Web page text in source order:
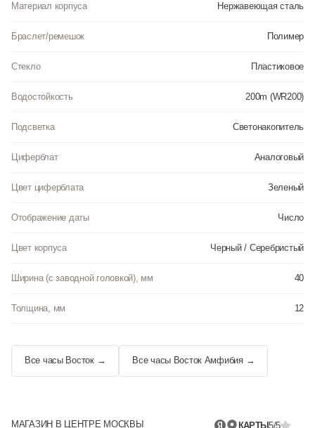
Материал корпуса Нержавеющая сталь
Браслет/ремешок Полимер
Стекло Пластиковое
Водостойкость 200m (WR200)
Подсветка Светонакопитель
Циферблат Аналоговый
Цвет циферблата Зеленый
Отображение даты Число
Цвет корпуса Черный / Серебристый
Ширина (с заводной головкой), мм 40
Толщина, мм 12
Все часы Восток → Все часы Восток Амфибия →
МАГАЗИН В ЦЕНТРЕ МОСКВЫ
КАРТЫ5/5